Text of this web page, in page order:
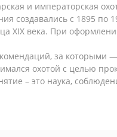
и императорская
создавались с 1895
XIX века. При
за
охотой с целью
– это наука,